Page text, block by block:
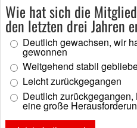
Wie hat sich die
den letzten drei Jahren
Deutlich gewachsen, wir
gewonnen
Weitgehend stabil
Leicht zurückgegangen
Deutlich
eine große